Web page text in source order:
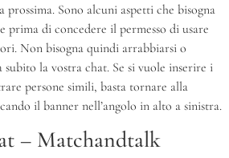
Sono alcuni aspetti che bisogna
prima di concedere il permesso di usare
Non bisogna quindi arrabbiarsi o
la vostra chat. Se si vuole inserire i
persone simili, basta tornare alla
il banner nell’angolo in alto a sinistra.
– Matchandtalk